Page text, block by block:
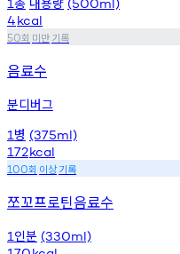
4kcal
50회 미만기록
음료수
분디버그
1 병 (375ml)
172kcal
100회 이상기록
쪼꼬프로틴음료수
1 인분 (330ml)